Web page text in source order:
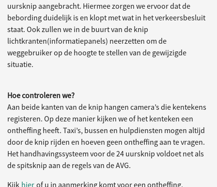
uursknip aangebracht. Hiermee zorgen we ervoor dat de
bebording duidelijk is en klopt met wat in het verkeersbesluit
staat. Ook zullen we in de buurt van de knip
lichtkranten(informatiepanels) neerzetten om de
weggebruiker op de hoogte te stellen van de gewijzigde
situatie.
Hoe controleren we?
Aan beide kanten van de knip hangen camera’s die kentekens
registeren. Op deze manier kijken we of het kenteken een
ontheffing heeft. Taxi’s, bussen en hulpdiensten mogen altijd
door de knip rijden en hoeven geen ontheffing aan te vragen.
Het handhavingssysteem voor de 24 uursknip voldoet net als
de spitsknip aan de regels van de AVG.
Kijk hier of u in aanmerking komt voor een ontheffing.